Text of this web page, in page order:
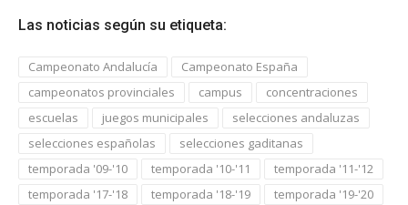
Las noticias según su etiqueta:
Campeonato Andalucía
Campeonato España
campeonatos provinciales
campus
concentraciones
escuelas
juegos municipales
selecciones andaluzas
selecciones españolas
selecciones gaditanas
temporada '09-'10
temporada '10-'11
temporada '11-'12
temporada '17-'18
temporada '18-'19
temporada '19-'20